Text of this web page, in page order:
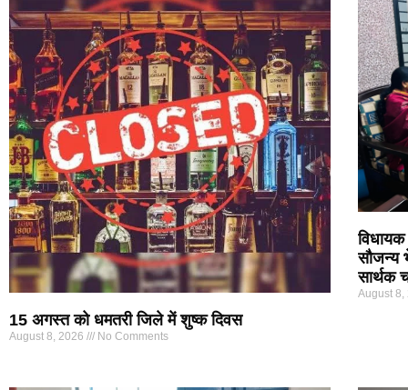
15 अगस्त को धमतरी जिले में शुष्क दिवस
August 8, 2026 No Comments
सौजन्य
सार्थक
August